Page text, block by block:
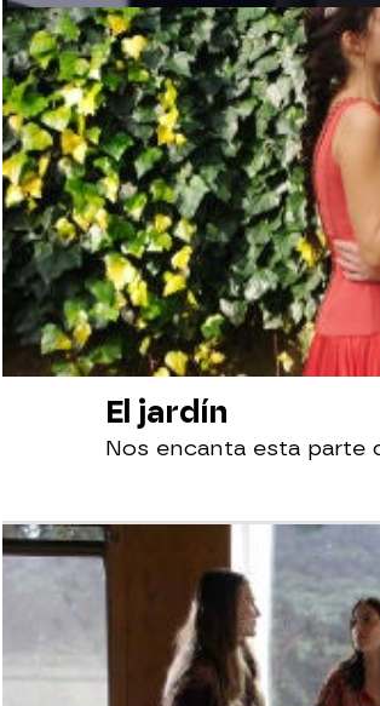
El jardín
Nos encanta esta parte